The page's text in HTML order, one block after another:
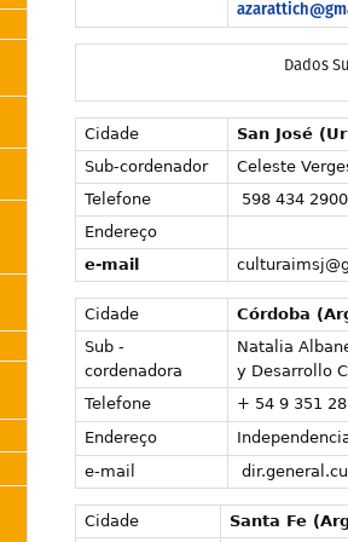
Dados
Cidade
San José
Sub-cordenador
Celeste
Telefone
598 434
Endereço
e-mail
Cidade
Córdoba
Sub -
cordenadora
Natalia
y Desarrollo
Telefone
+ 54 9 351
Endereço
e-mail
Cidade
Santa Fe